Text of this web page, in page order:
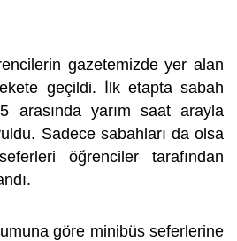
gazetemizde yer alan
geçildi. İlk etapta sabah
arasında yarım saat arayla
Sadece sabahları da olsa
öğrenciler tarafından
göre minibüs seferlerine